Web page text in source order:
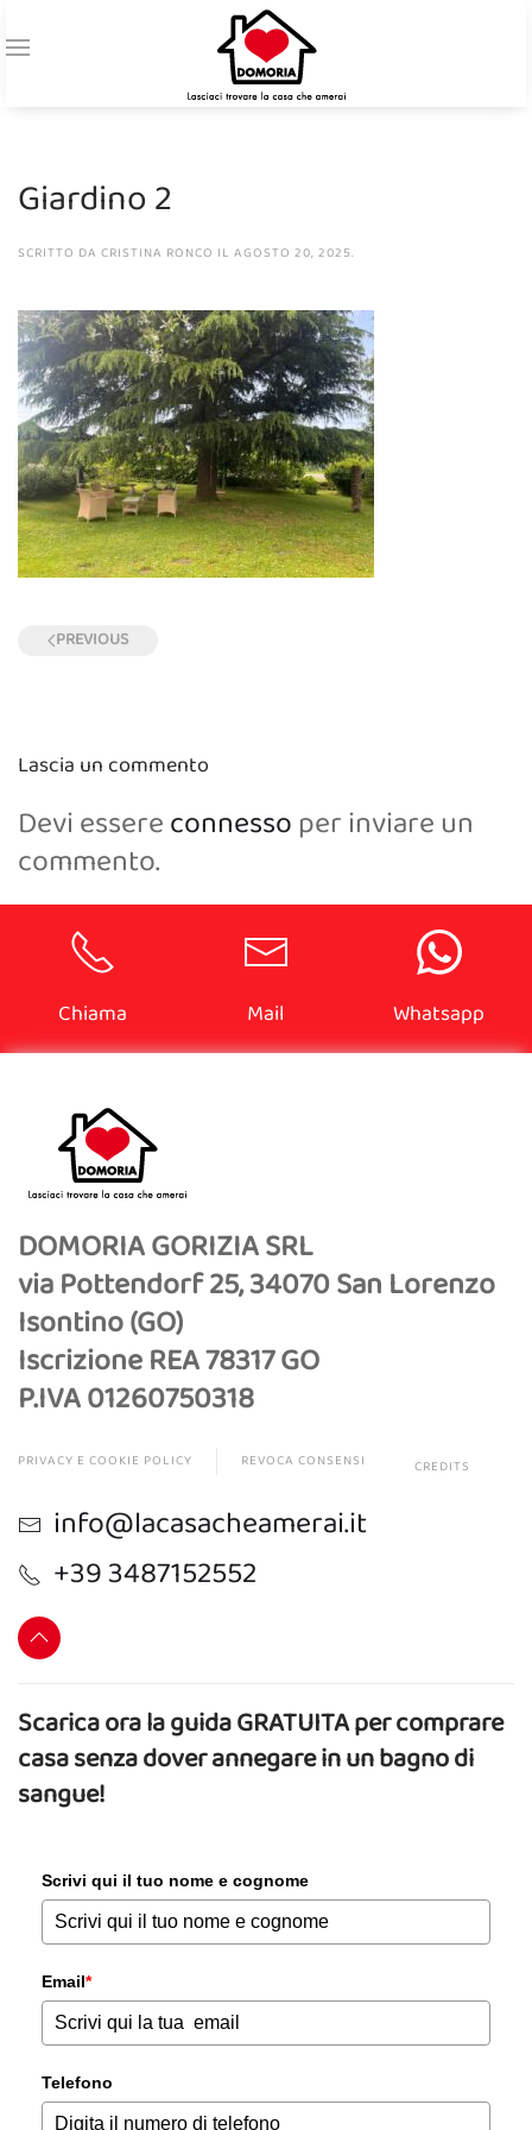
Giardino 2
SCRITTO DA CRISTINA RONCO IL AGOSTO 20, 2025.
PREVIOUS
Lascia un commento
Devi essereconnessoper inviare un
commento.
Chiama Mail Whatsapp
DOMORIA GORIZIA SRL
via Pottendorf 25, 34070 San Lorenzo
Isontino (GO)
Iscrizione REA 78317 GO
P.IVA 01260750318
PRIVACY E COOKIE POLICY REVOCA CONSENSI CREDITS
info@lacasacheamerai.it
+39 3487152552
Scarica ora la guida GRATUITA per comprare
casa senza dover annegare in un bagno di
sangue!
Scrivi qui il tuo nome e cognome
Email*
Telefono